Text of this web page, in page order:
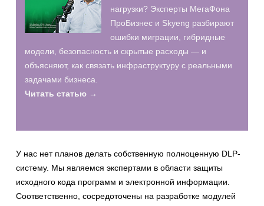
нагрузки? Эксперты МегаФона
ПроБизнес и Skyeng разбирают
ошибки миграции, гибридные
модели, безопасность и скрытые расходы — и
объясняют, как связать инфраструктуру с реальными
задачами бизнеса.
Читать статью →
У нас нет планов делать собственную полноценную DLP-
систему. Мы являемся экспертами в области защиты
исходного кода программ и электронной информации.
Соответственно, сосредоточены на разработке модулей